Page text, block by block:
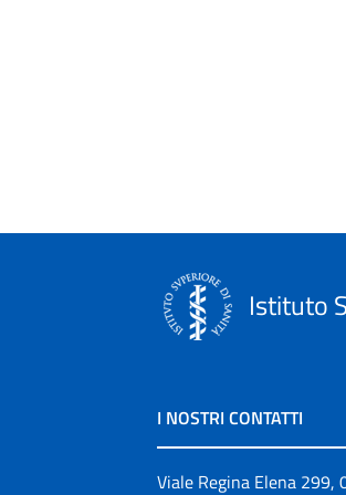
Istituto
I NOSTRI CONTATTI
Viale Regina Elena 299,